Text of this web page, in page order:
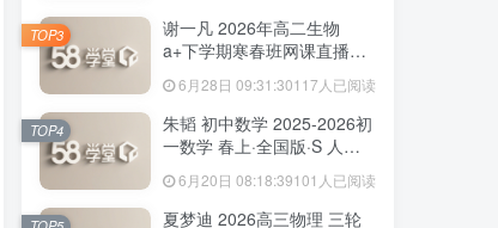
谢一凡 2026年高二生物
a+下学期寒春班网课直播教
6月28日 09:31:30117人已阅读
TOP3
朱韬 初中数学 2025-2026初
一数学 春上·全国版·S 人教
6月20日 08:18:39101人已阅读
TOP4
夏梦迪 2026高三物理 三轮